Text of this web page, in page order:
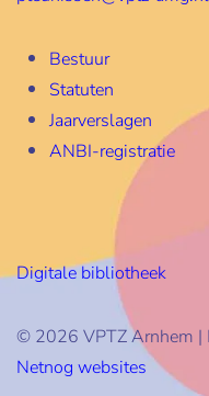
Bestuur
Statuten
Jaarverslagen
ANBI-registratie
Digitale bibliotheek
© 2026 VPTZ Arnhem |
Netnog websites